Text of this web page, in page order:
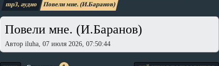
mp3, аудио
Повели мне. (И.Баранов)
Повели мне. (И.Баранов)
Автор iluha, 07 июля 2026, 07:50:44